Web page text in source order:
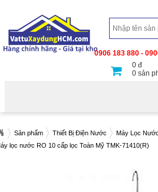
0906 183 880 -
0 đ
0 sản
Sản phẩm Thiết Bị Điện Nước
Máy Lọc
lọc nước RO 10 cấp lọc Toàn Mỹ TMK-71410(R)